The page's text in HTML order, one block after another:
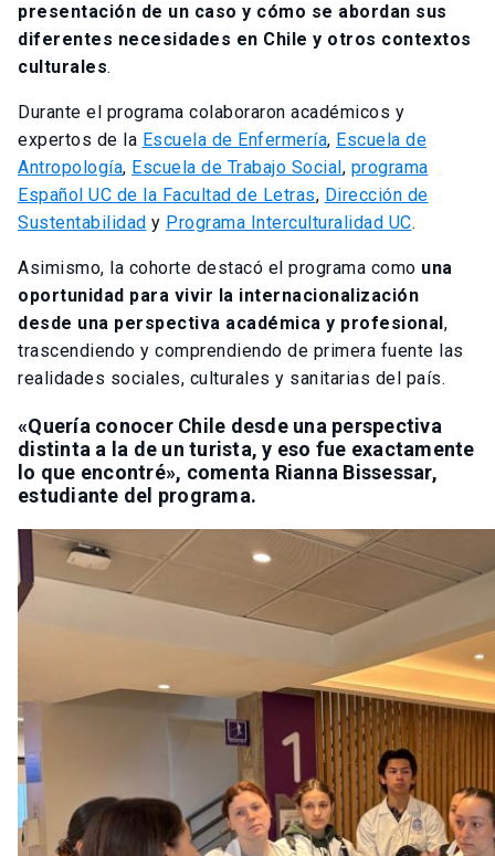
presentación de un caso y cómo se abordan sus
diferentes necesidades en Chile y otros contextos
culturales.
Durante el programa colaboraron académicos y
expertos de la Escuela de Enfermería, Escuela de
Antropología, Escuela de Trabajo Social, programa
Español UC de la Facultad de Letras, Dirección de
Sustentabilidad y Programa Interculturalidad UC.
Asimismo, la cohorte destacó el programa como una
oportunidad para vivir la internacionalización
desde una perspectiva académica y profesional,
trascendiendo y comprendiendo de primera fuente las
realidades sociales, culturales y sanitarias del país.
«Quería conocer Chile desde una perspectiva
distinta a la de un turista, y eso fue exactamente
lo que encontré», comenta Rianna Bissessar,
estudiante del programa.